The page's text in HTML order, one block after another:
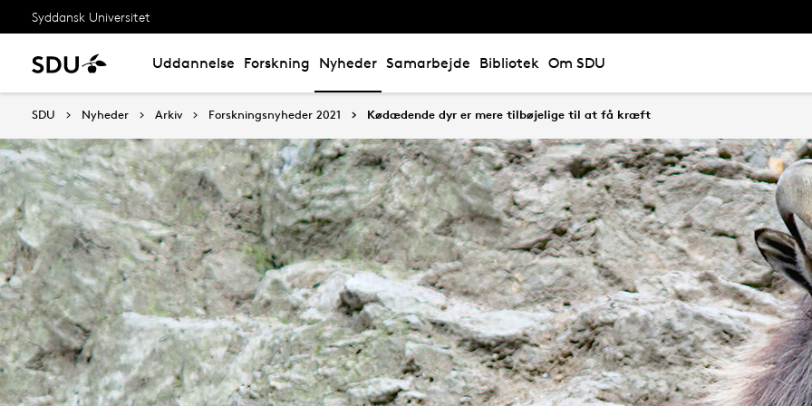
Syddansk Universitet
Uddannelse Forskning Nyheder Samarbejde Bibliotek Om SDU
SDU Nyheder Arkiv Forskningsnyheder 2021 Kødædende dyr er mere tilbøjelige til at få kræft